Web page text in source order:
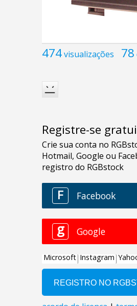
474visualizações 78
Registre-se